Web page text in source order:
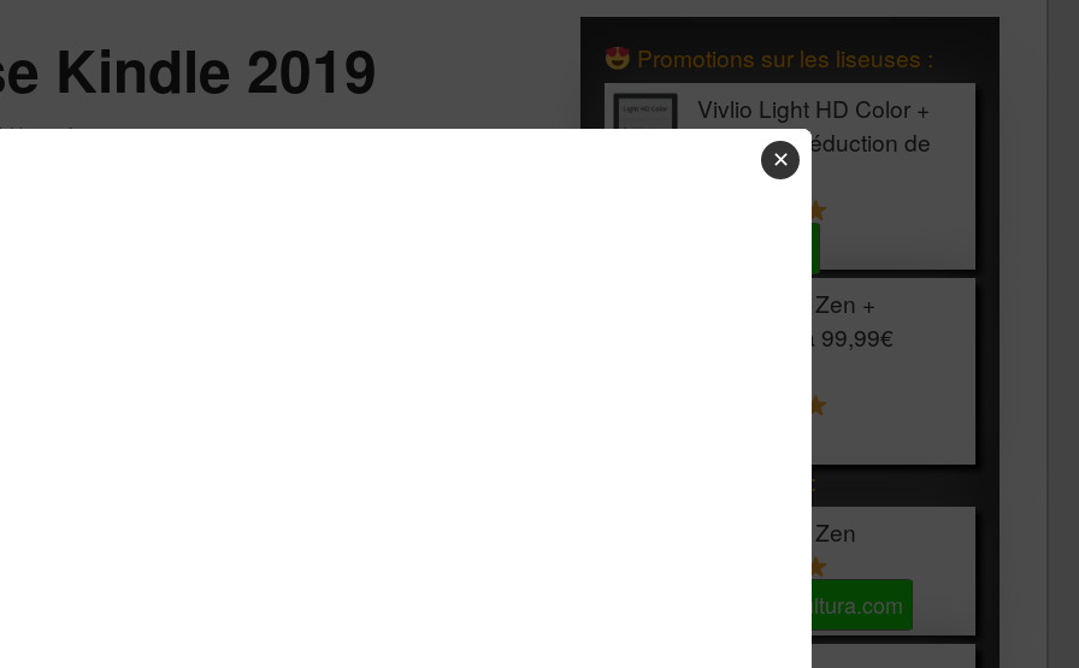
Kindle 2019
le2 août 2019
Promotions sur les liseuses :
Vivlio Light HD Color +
HOUSSE réduction de
Vivlio Light Zen +
HOUSSE à 99,99€
Les accessibles :
Vivlio Light Zen
Voir sur Cultura.com
✕